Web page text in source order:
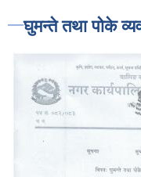
घुमन्ते तथा पोके